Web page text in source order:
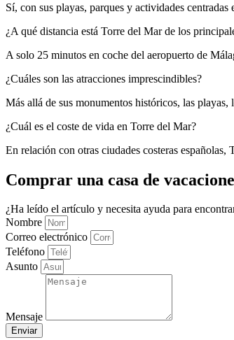
Sí, con sus playas, parques y actividades
¿A qué distancia está Torre del Mar de los
A solo 25 minutos en coche del aeropuerto de
¿Cuáles son las atracciones imprescindibles?
Más allá de sus monumentos históricos, las
¿Cuál es el coste de vida en Torre del Mar?
En relación con otras ciudades costeras
Comprar una casa de
¿Ha leído el artículo y necesita ayuda para
Nombre
Correo electrónico
Teléfono
Asunto
Mensaje
Enviar